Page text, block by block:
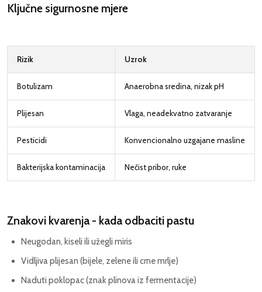
Ključne sigurnosne mjere
Rizik Uzrok
Botulizam Anaerobna sredina, nizak pH
Plijesan Vlaga, neadekvatno zatvaranje
Pesticidi Konvencionalno uzgajane masline
Bakterijska kontaminacija Nečist pribor, ruke
Znakovi kvarenja - kada odbaciti pastu
Neugodan, kiseli ili užegli miris
Vidljiva plijesan (bijele, zelene ili crne mrlje)
Naduti poklopac (znak plinova iz fermentacije)